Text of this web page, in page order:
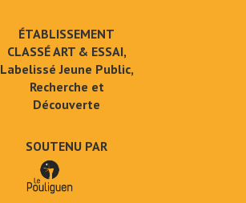
ÉTABLISSEMENT
CLASSÉ ART & ESSAI,
Labelissé Jeune Public,
Recherche et
Découverte
SOUTENU PAR